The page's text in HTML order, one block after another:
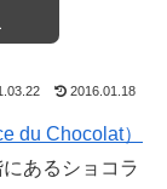
2016.01.18
Chocolat）
あるショコラ